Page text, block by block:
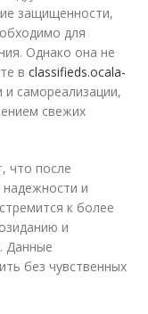
защищенности,
для
Однако она не
в classifieds.ocala-
и самореализации,
свежих
что после
и
к более
и
Данные
без чувственных